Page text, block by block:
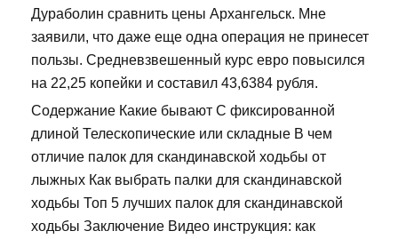
Дураболин сравнить цены Архангельск. Мне
заявили, что даже еще одна операция не принесет
пользы. Средневзвешенный курс евро повысился
на 22,25 копейки и составил 43,6384 рубля.
Содержание Какие бывают С фиксированной
длиной Телескопические или складные В чем
отличие палок для скандинавской ходьбы от
лыжных Как выбрать палки для скандинавской
ходьбы Топ 5 лучших палок для скандинавской
ходьбы Заключение Видео инструкция: как